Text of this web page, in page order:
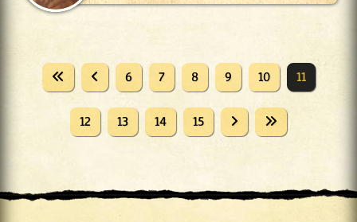
6 7 8 9 10 11
12 13 14 15